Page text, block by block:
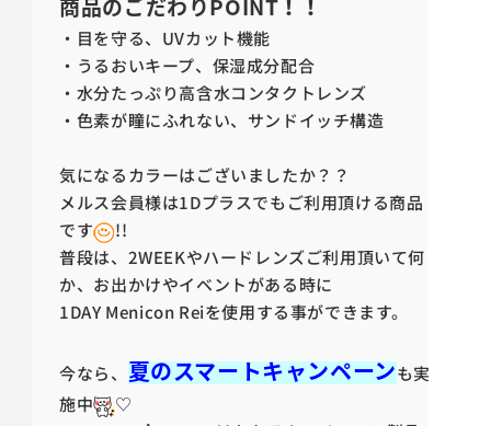
商品のごだわりPOINT！！
・目を守る、UVカット機能
・うるおいキープ、保湿成分配合
・水分たっぷり高含水コンタクトレンズ
・色素が瞳にふれない、サンドイッチ構造
気になるカラーはございましたか？？
メルス会員様は1Dプラスでもご利用頂ける商品
です
!!
普段は、2WEEKやハードレンズご利用頂いて何
か、お出かけやイベントがある時に
1DAY Menicon Reiを使用する事ができます。
今なら、 夏のスマートキャンペーンも実
施中
♡